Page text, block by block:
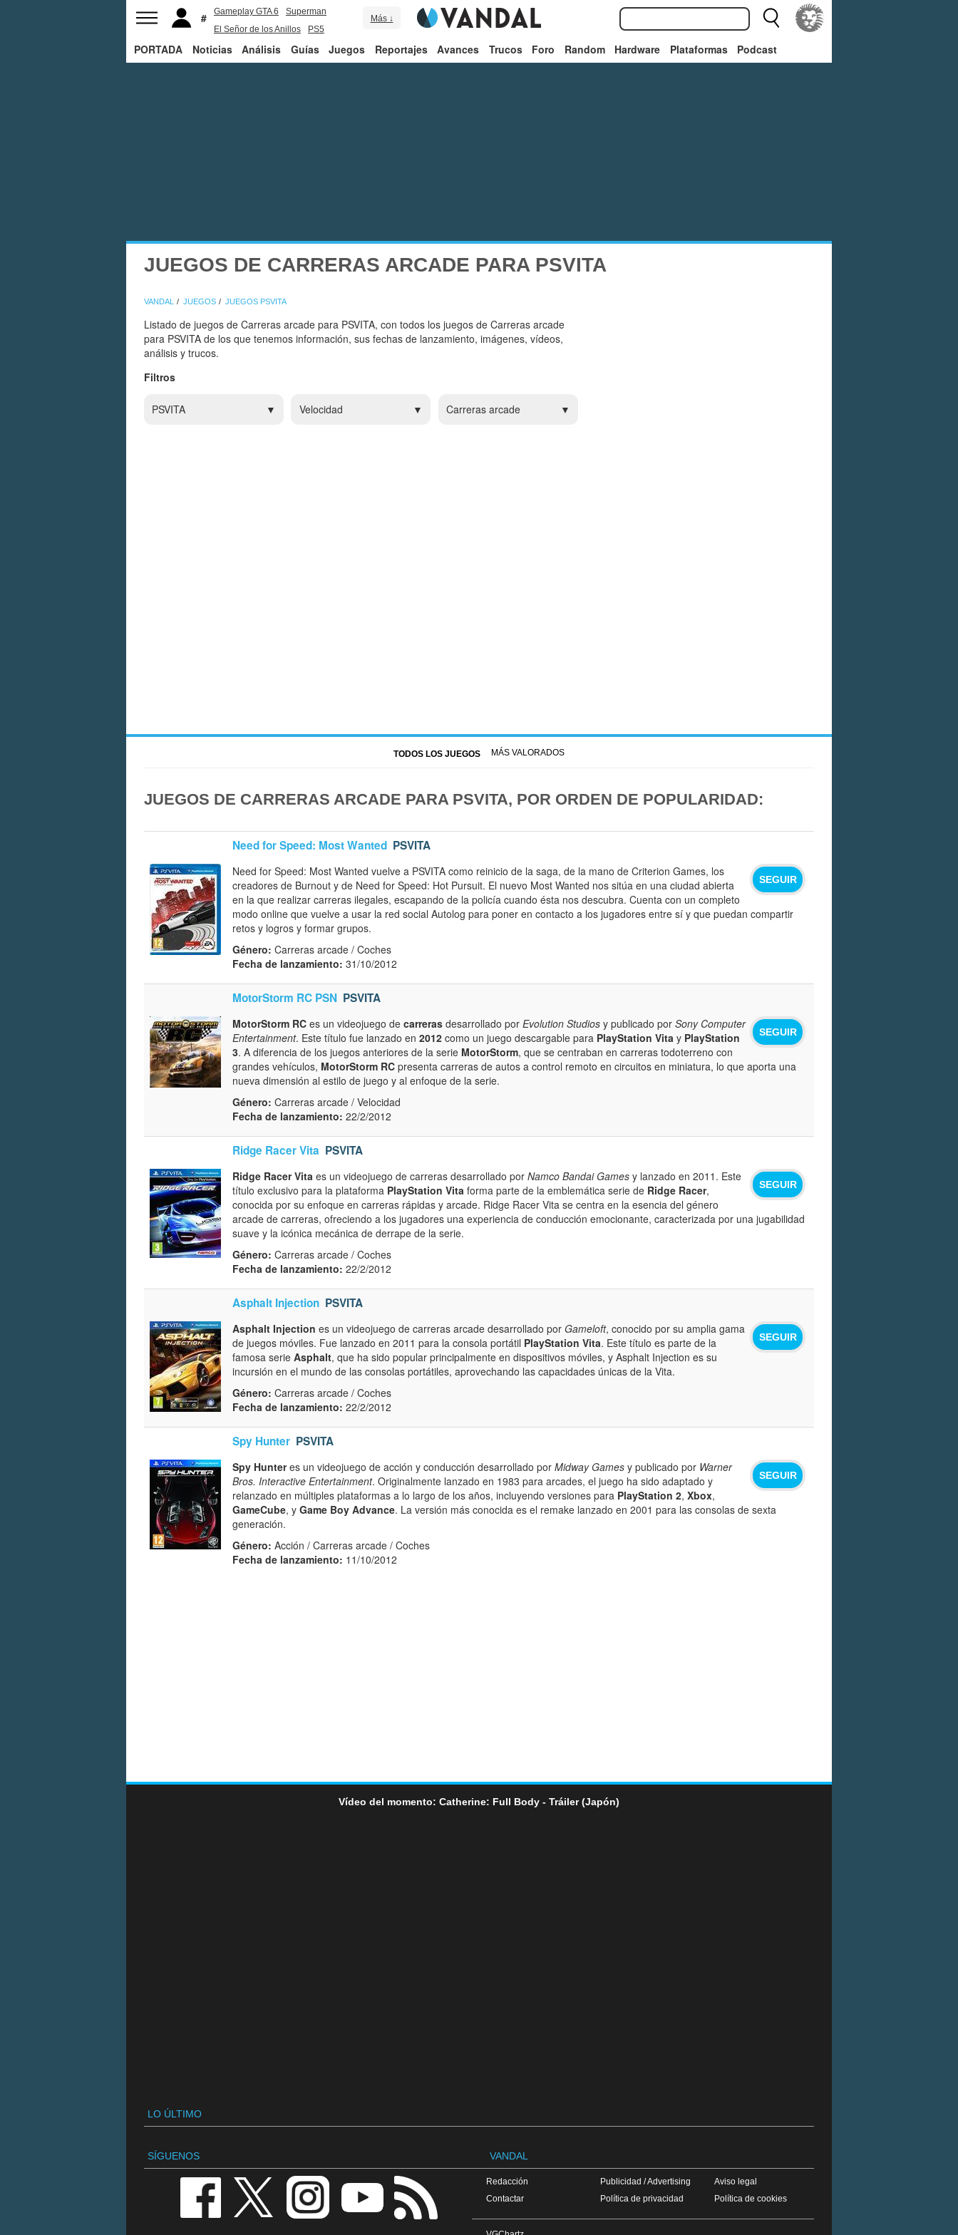
Gameplay GTA 6
Superman
El Señor de los Anillos
PS5
Más ↓
PORTADA Noticias Análisis Guías Juegos Reportajes Avances Trucos Foro Random Hardware Plataformas Podcast
JUEGOS DE CARRERAS ARCADE PARA PSVITA
VANDAL JUEGOS JUEGOS PSVITA
Listado de juegos de Carreras arcade para PSVITA, con todos los juegos de Carreras arcade
para PSVITA de los que tenemos información, sus fechas de lanzamiento, imágenes, vídeos,
análisis y trucos.
Filtros
PSVITA Velocidad Carreras arcade
TODOS LOS JUEGOS MÁS VALORADOS
JUEGOS DE CARRERAS ARCADE PARA PSVITA, POR ORDEN DE POPULARIDAD:
Need for Speed: Most Wanted PSVITA
SEGUIR
Need for Speed: Most Wanted vuelve a PSVITA como reinicio de la saga, de la mano de Criterion Games, los
creadores de Burnout y de Need for Speed: Hot Pursuit. El nuevo Most Wanted nos sitúa en una ciudad abierta
en la que realizar carreras ilegales, escapando de la policía cuando ésta nos descubra. Cuenta con un completo
modo online que vuelve a usar la red social Autolog para poner en contacto a los jugadores entre sí y que puedan compartir
retos y logros y formar grupos.
Género: Carreras arcade / Coches
Fecha de lanzamiento: 31/10/2012
MotorStorm RC PSN PSVITA
SEGUIR
MotorStorm RC es un videojuego de carreras desarrollado por Evolution Studios y publicado por Sony Computer
Entertainment. Este título fue lanzado en 2012 como un juego descargable para PlayStation Vita y PlayStation
3. A diferencia de los juegos anteriores de la serie MotorStorm, que se centraban en carreras todoterreno con
grandes vehículos, MotorStorm RC presenta carreras de autos a control remoto en circuitos en miniatura, lo que aporta una
nueva dimensión al estilo de juego y al enfoque de la serie.
Género: Carreras arcade / Velocidad
Fecha de lanzamiento: 22/2/2012
Ridge Racer Vita PSVITA
SEGUIR
Ridge Racer Vita es un videojuego de carreras desarrollado por Namco Bandai Games y lanzado en 2011. Este
título exclusivo para la plataforma PlayStation Vita forma parte de la emblemática serie de Ridge Racer,
conocida por su enfoque en carreras rápidas y arcade. Ridge Racer Vita se centra en la esencia del género
arcade de carreras, ofreciendo a los jugadores una experiencia de conducción emocionante, caracterizada por una jugabilidad
suave y la icónica mecánica de derrape de la serie.
Género: Carreras arcade / Coches
Fecha de lanzamiento: 22/2/2012
Asphalt Injection PSVITA
SEGUIR
Asphalt Injection es un videojuego de carreras arcade desarrollado por Gameloft, conocido por su amplia gama
de juegos móviles. Fue lanzado en 2011 para la consola portátil PlayStation Vita. Este título es parte de la
famosa serie Asphalt, que ha sido popular principalmente en dispositivos móviles, y Asphalt Injection es su
incursión en el mundo de las consolas portátiles, aprovechando las capacidades únicas de la Vita.
Género: Carreras arcade / Coches
Fecha de lanzamiento: 22/2/2012
Spy Hunter PSVITA
SEGUIR
Spy Hunteres un videojuego de acción y conducción desarrollado por Midway Games y publicado por Warner
Bros. Interactive Entertainment. Originalmente lanzado en 1983 para arcades, el juego ha sido adaptado y
relanzado en múltiples plataformas a lo largo de los años, incluyendo versiones para PlayStation 2, Xbox,
GameCube, y Game Boy Advance. La versión más conocida es el remake lanzado en 2001 para las consolas de sexta
generación.
Género: Acción / Carreras arcade / Coches
Fecha de lanzamiento: 11/10/2012
Vídeo del momento: Catherine: Full Body - Tráiler (Japón)
LO ÚLTIMO
SÍGUENOS VANDAL
Redacción
Contactar
Publicidad / Advertising
Política de privacidad
Aviso legal
Política de cookies